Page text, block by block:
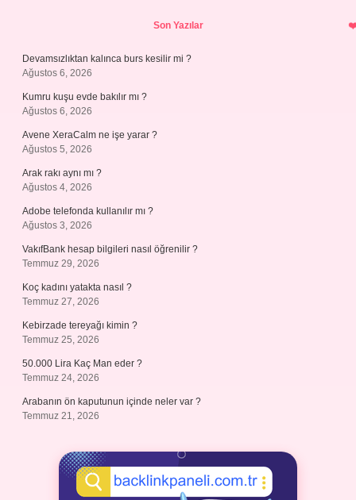
Son Yazılar
Devamsızlıktan kalınca burs kesilir mi ?
Ağustos 6, 2026
Kumru kuşu evde bakılır mı ?
Ağustos 6, 2026
Avene XeraCalm ne işe yarar ?
Ağustos 5, 2026
Arak rakı aynı mı ?
Ağustos 4, 2026
Adobe telefonda kullanılır mı ?
Ağustos 3, 2026
VakıfBank hesap bilgileri nasıl öğrenilir ?
Temmuz 29, 2026
Koç kadını yatakta nasıl ?
Temmuz 27, 2026
Kebirzade tereyağı kimin ?
Temmuz 25, 2026
50.000 Lira Kaç Man eder ?
Temmuz 24, 2026
Arabanın ön kaputunun içinde neler var ?
Temmuz 21, 2026